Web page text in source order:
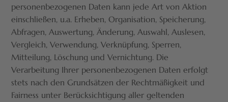
personenbezogenen Daten kann jede Art von Aktion
einschließen, u.a. Erheben, Organisation, Speicherung,
Abfragen, Auswertung, Änderung, Auswahl, Auslesen,
Vergleich, Verwendung, Verknüpfung, Sperren,
Mitteilung, Löschung und Vernichtung. Die
Verarbeitung Ihrer personenbezogenen Daten erfolgt
stets nach den Grundsätzen der Rechtmäßigkeit und
Fairness unter Berücksichtigung aller geltenden